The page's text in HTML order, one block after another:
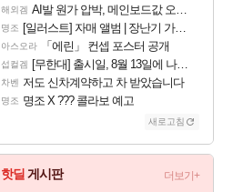
해외겜 AI발 원가 압박, 메인보드값 오르나
명조 [일러스트] 자매 앨범 | 장난기 가득한 오후의 공원 (리메이크판)
아스오라 「에린」 컨셉 포스터 공개
섭컬겜 [무한대] 출시일, 8월 13일에 나오나
차벤 저도 신차계약하고 차 받았습니다
명조 명조 X ??? 콜라보 예고
새로고침
핫딜 게시판 더보기+